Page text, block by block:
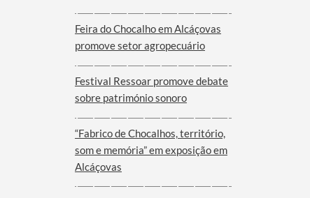
Feira do Chocalho em Alcáçovas
promove setor agropecuário
Festival Ressoar promove debate
sobre património sonoro
“Fabrico de Chocalhos, território,
som e memória” em exposição em
Alcáçovas